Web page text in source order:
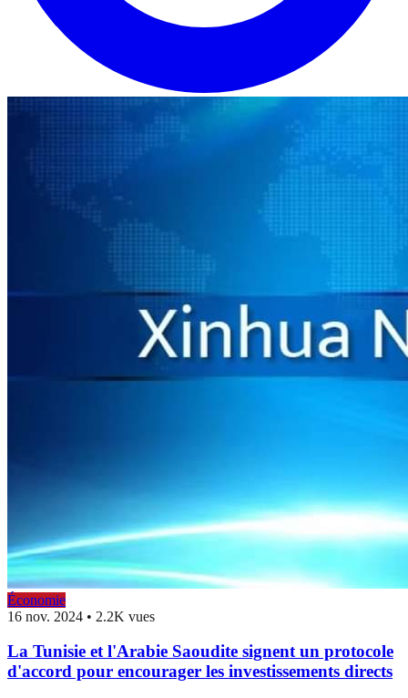
Économie
16 nov. 2024 • 2.2K vues
La Tunisie et l'Arabie Saoudite signent un protocole
d'accord pour encourager les investissements directs